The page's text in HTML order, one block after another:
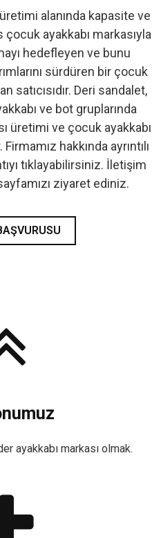
alanında kapasite ve
çocuk ayakkabı markasıyla
hedefleyen ve bunu
sürdüren bir çocuk
satıcısıdır. Deri sandalet,
ve bot gruplarında
üretimi ve çocuk ayakkabı
hakkında ayrıntılı
tıklayabilirsiniz. İletişim
ziyaret ediniz.
ayakkabı markası olmak.